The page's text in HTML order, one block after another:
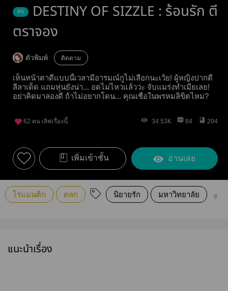
จบ
DESTINY OF SIZZLE : ร้อนรัก ตี
ตราจอง
ตัวพิมพ์ ติดตาม
เห็นหน้าตาดีแบบนี้เวลามีอารมณ์กูไม่เลือกนะเว้ย! ผู้หญิงปากดี
ลีลาเด็ด แถมหุ่นยังน่า... อดไม่ไหวแล้วว่ะ จับแมร่งทำเมียเลย!
อย่าคิดมาลองดี ถ้าไม่อยากโดน... คุณเชื่อในพรหมลิขิตไหม?
62 คน เลิฟเรื่องนี้ 34.53K 84 204
เพิ่มเข้าชั้น อ่านเลย
โรแมนติก ตลก นิยายรัก มหาวิทยาลัย
แนะนำเรื่อง